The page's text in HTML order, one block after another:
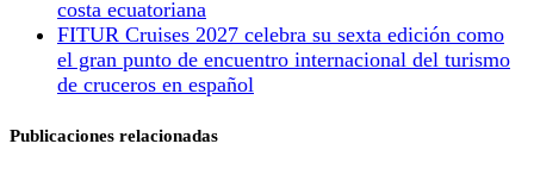
costa ecuatoriana
FITUR Cruises 2027 celebra su sexta edición como
el gran punto de encuentro internacional del turismo
de cruceros en español
Publicaciones relacionadas